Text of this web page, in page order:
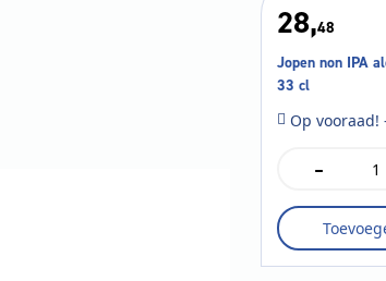
28,48
Jopen non IPA
33 cl
Op
-
Jopen
IPA
alcoholarm
fles
33